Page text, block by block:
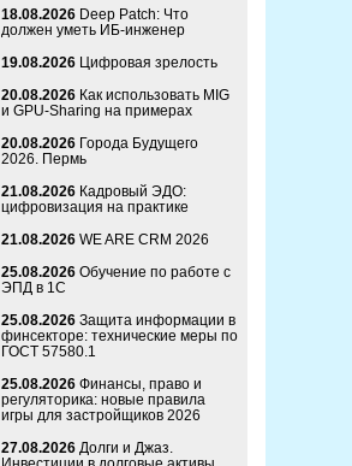
18.08.2026 Deep Patch: Что
должен уметь ИБ-инженер
19.08.2026 Цифровая зрелость
20.08.2026 Как использовать MIG
и GPU-Sharing на примерах
20.08.2026 Города Будущего
2026. Пермь
21.08.2026 Кадровый ЭДО:
цифровизация на практике
21.08.2026 WE ARE CRM 2026
25.08.2026 Обучение по работе с
ЭПД в 1С
25.08.2026 Защита информации в
финсекторе: технические меры по
ГОСТ 57580.1
25.08.2026 Финансы, право и
регуляторика: новые правила
игры для застройщиков 2026
27.08.2026 Долги и Джаз.